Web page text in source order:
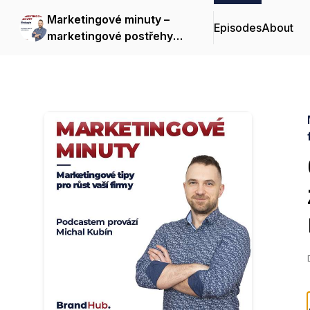
Marketingové minuty –
marketingové postřehy
EpisodesAbout